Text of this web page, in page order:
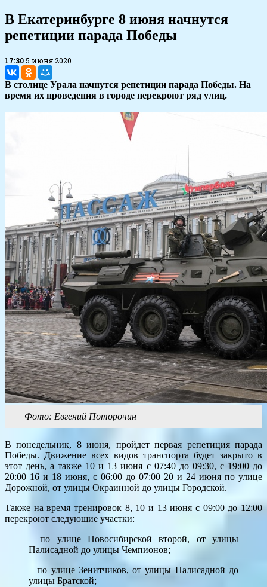
В Екатеринбурге 8 июня начнутся
репетиции парада Победы
17:30 5 июня 2020
В столице Урала начнутся репетиции парада Победы. На
время их проведения в городе перекроют ряд улиц.
Фото: Евгений Поторочин
В понедельник, 8 июня, пройдет первая репетиция парада
Победы. Движение всех видов транспорта будет закрыто в
этот день, а также 10 и 13 июня с 07:40 до 09:30, с 19:00 до
20:00 16 и 18 июня, с 06:00 до 07:00 20 и 24 июня по улице
Дорожной, от улицы Окраинной до улицы Городской.
Также на время тренировок 8, 10 и 13 июня с 09:00 до 12:00
перекроют следующие участки:
– по улице Новосибирской второй, от улицы
Палисадной до улицы Чемпионов;
– по улице Зенитчиков, от улицы Палисадной до
улицы Братской;